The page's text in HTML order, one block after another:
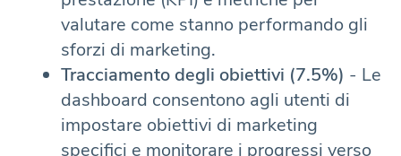
valutare come stanno performando gli
sforzi di marketing.
Tracciamento degli obiettivi (7.5%) - Le
dashboard consentono agli utenti di
impostare obiettivi di marketing
specifici e monitorare i progressi verso